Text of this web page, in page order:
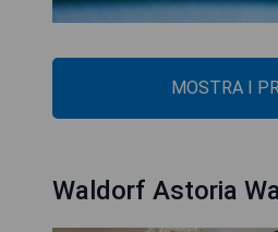
MOSTRA I
Waldorf Astoria